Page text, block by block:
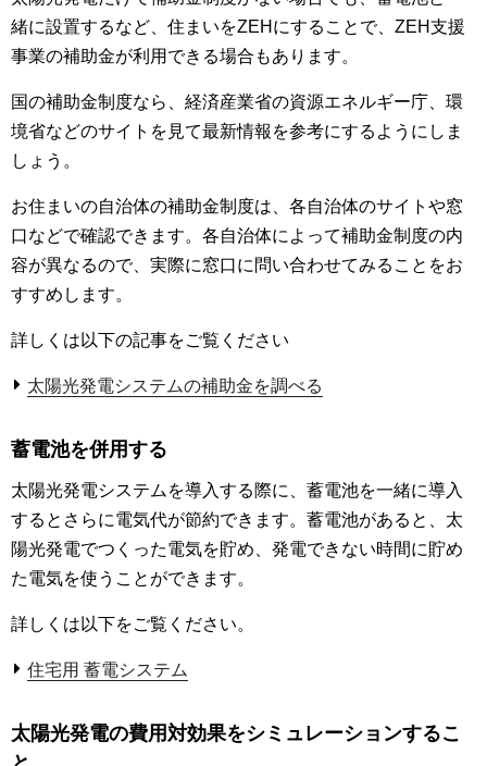
緒に設置するなど、住まいをZEHにすることで、ZEH支援
事業の補助金が利用できる場合もあります。
国の補助金制度なら、経済産業省の資源エネルギー庁、環
境省などのサイトを見て最新情報を参考にするようにしま
しょう。
お住まいの自治体の補助金制度は、各自治体のサイトや窓
口などで確認できます。各自治体によって補助金制度の内
容が異なるので、実際に窓口に問い合わせてみることをお
すすめします。
詳しくは以下の記事をご覧ください
太陽光発電システムの補助金を調べる
蓄電池を併用する
太陽光発電システムを導入する際に、蓄電池を一緒に導入
するとさらに電気代が節約できます。蓄電池があると、太
陽光発電でつくった電気を貯め、発電できない時間に貯め
た電気を使うことができます。
詳しくは以下をご覧ください。
住宅用 蓄電システム
太陽光発電の費用対効果をシミュレーションするこ